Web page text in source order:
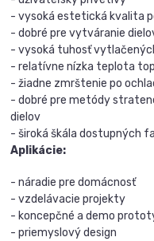
- vysoká estetická kvalita
- dobré pre vytváranie
- vysoká tuhosť
- relatívne nízka teplota
- žiadne zmrštenie po
- dobré pre metódy
dielov
- široká škála dostupných
Aplikácie:
- náradie pre domácnosť
- vzdelávacie projekty
- koncepčné a demo
- priemyslový design